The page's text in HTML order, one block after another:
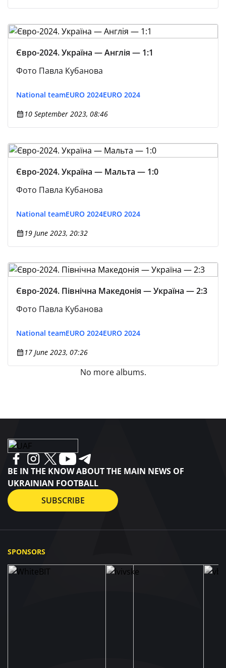
Євро-2024. Україна — Англія — 1:1
Фото Павла Кубанова
National teamEURO 2024EURO 2024
10 September 2023, 08:46
Євро-2024. Україна — Мальта — 1:0
Фото Павла Кубанова
National teamEURO 2024EURO 2024
19 June 2023, 20:32
Євро-2024. Північна Македонія — Україна — 2:3
Фото Павла Кубанова
National teamEURO 2024EURO 2024
17 June 2023, 07:26
No more albums.
BE IN THE KNOW ABOUT THE MAIN NEWS OF
UKRAINIAN FOOTBALL
SUBSCRIBE
SPONSORS